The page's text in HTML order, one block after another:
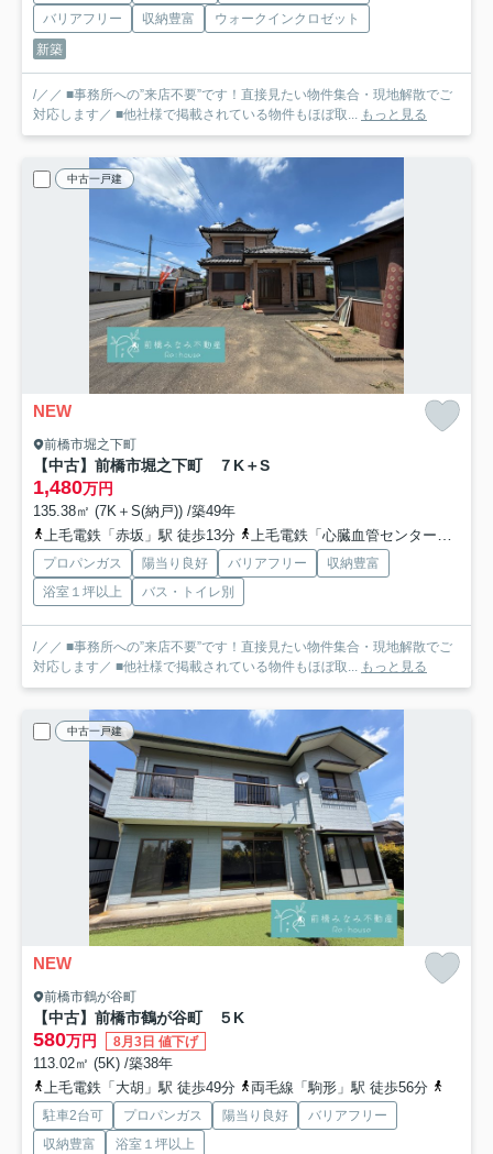
バリアフリー
収納豊富
ウォークインクロゼット
新築
/／／ ■事務所への”来店不要”です！直接見たい物件集合・現地解散でご
対応します／ ■他社様で掲載されている物件もほぼ取... もっと見る
中古一戸建
NEW
前橋市堀之下町
【中古】前橋市堀之下町 ７K＋S
1,480万円
135.38㎡ (7K＋S(納戸)) /築49年
上毛電鉄「赤坂」駅 徒歩13分
上毛電鉄「心臓血管センター」駅 徒歩20分
プロパンガス 陽当り良好 バリアフリー
収納豊富
浴室１坪以上
バス・トイレ別
/／／ ■事務所への”来店不要”です！直接見たい物件集合・現地解散でご
対応します／ ■他社様で掲載されている物件もほぼ取... もっと見る
中古一戸建
NEW
前橋市鶴が谷町
【中古】前橋市鶴が谷町 ５K
580万円 8月3日 値下げ
113.02㎡ (5K) /築38年
上毛電鉄「大胡」駅 徒歩49分
両毛線「駒形」駅 徒歩56分
駐車2台可 プロパンガス 陽当り良好
バリアフリー
収納豊富
浴室１坪以上